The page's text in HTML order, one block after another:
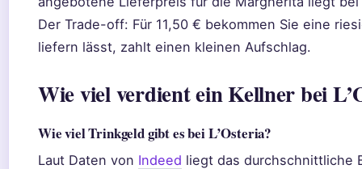
Der Trade-off: Für 11,50 € bekommen Sie eine
liefern lässt, zahlt einen kleinen Aufschlag.
Wie viel verdient ein Kellner bei
Wie viel Trinkgeld gibt es bei L’Osteria?
Laut Daten von Indeed liegt das durchschnittliche